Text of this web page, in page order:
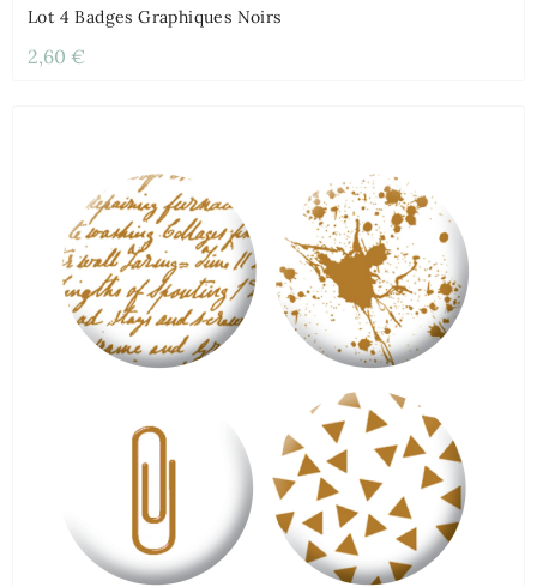
Lot 4 Badges Graphiques Noirs
2,60 €